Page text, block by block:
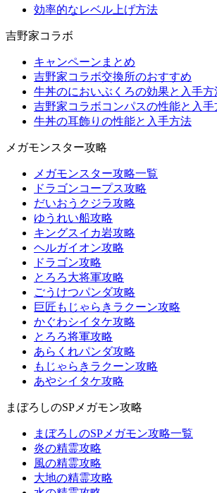
効率的なレベル上げ方法
吉野家コラボ
キャンペーンまとめ
吉野家コラボ交換所のおすすめ
牛丼のにおいぶくろの効果と入手方
吉野家コラボコンパスの性能と入手
牛丼の耳飾りの性能と入手方法
メガモンスター攻略
メガモンスター攻略一覧
ドラゴンコープス攻略
だいおうクジラ攻略
ゆうれい船攻略
キングスイカ岩攻略
ヘルガイオン攻略
ドラゴン攻略
とろろ大将軍攻略
ごうけつパンダ攻略
巨匠もじゃらきラクーン攻略
かぐわシイタケ攻略
とろろ将軍攻略
あらくれパンダ攻略
もじゃらきラクーン攻略
あやシイタケ攻略
まぼろしのSPメガモン攻略
まぼろしのSPメガモン攻略一覧
炎の精霊攻略
風の精霊攻略
大地の精霊攻略